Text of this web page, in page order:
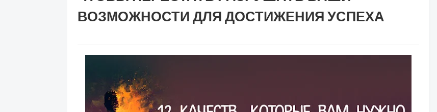
ВОЗМОЖНОСТИ ДЛЯ ДОСТИЖЕНИЯ УСПЕХА